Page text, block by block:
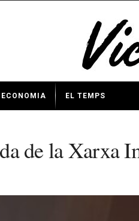
ECONOMIA EL TEMPS
de la Xarxa